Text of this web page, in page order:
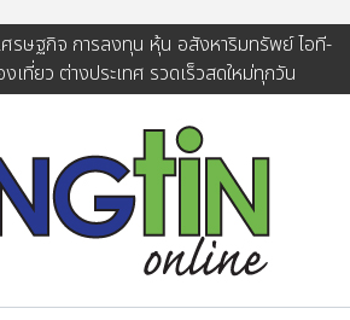
รษฐกิจ การลงทุน หุ้น อสังหาริมทรัพย์ ไอที-
เที่ยว ต่างประเทศ รวดเร็วสดใหม่ทุกวัน